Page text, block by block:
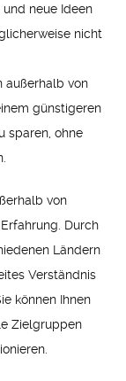
neue Ideen
nicht
außerhalb von
günstigeren
sparen, ohne
von
Durch
Ländern
Verständnis
können Ihnen
Zielgruppen